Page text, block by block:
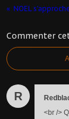
NOEL
Commenter
R
<br />